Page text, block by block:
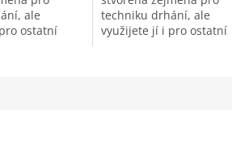
ale
ostatní
techniku drhání, ale
využijete jí i pro ostatní